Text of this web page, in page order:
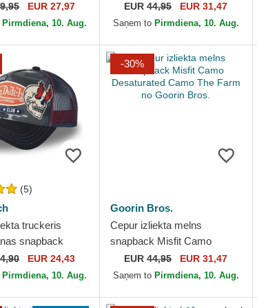
Grit The Farm
Bros.
EUR 27,97
Pirmdiena, 10. Aug.
Snake Suede Truckers The
Farm no Goorin Bros.
EUR44,95 EUR 31,47
Saņem to Pirmdiena, 10. Aug.
(5)
truckeris
snapback
no Von Dutch
EUR 24,43
Pirmdiena, 10. Aug.
-30%
Goorin Bros.
Cepur izliekta melns
snapback Misfit Camo
Desaturated Camo The
Farm no Goorin Bros.
EUR44,95 EUR 31,47
Saņem to Pirmdiena, 10. Aug.